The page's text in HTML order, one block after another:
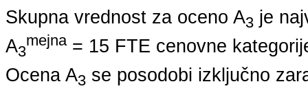
Skupna vrednost za oceno A3 je
A3
mejna= 15 FTE cenovne
Ocena A3 se posodobi izključno